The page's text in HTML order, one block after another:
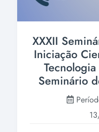
XXXII
Iniciação
Seminário